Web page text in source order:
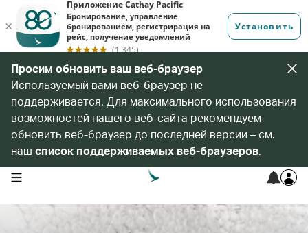
Просим обновить ваш веб-браузер
Используемый вами веб-браузер не
поддерживается. Для максимального использования
возможностей нашего веб-сайта рекомендуем
обновить веб-браузер до последней версии – см.
наш список поддерживаемых веб-браузеров.
open navigation menu